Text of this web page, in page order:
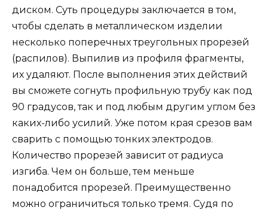
диском. Суть процедуры заключается в том,
чтобы сделать в металлическом изделии
несколько поперечных треугольных прорезей
(распилов). Выпилив из профиля фрагменты,
их удаляют. После выполнения этих действий
вы сможете согнуть профильную трубу как под
90 градусов, так и под любым другим углом без
каких-либо усилий. Уже потом края срезов вам
сварить с помощью тонких электродов.
Количество прорезей зависит от радиуса
изгиба. Чем он больше, тем меньше
понадобится прорезей. Преимущественно
можно ограничиться только тремя. Судя по